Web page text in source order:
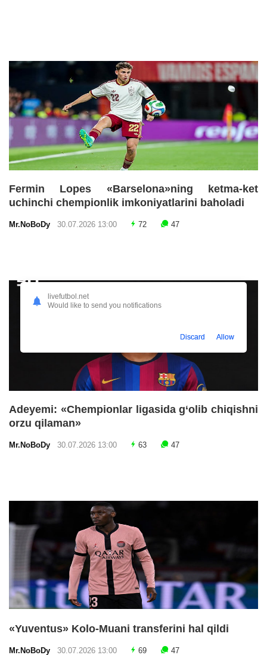
Fermin Lopes «Barselona»ning ketma-ket
uchinchi chempionlik imkoniyatlarini baholadi
Mr.NoBoDy 30.07.2026 13:00 72 47
Adeyemi: «Chempionlar ligasida g‘olib chiqishni
orzu qilaman»
Mr.NoBoDy 30.07.2026 13:00 63 47
«Yuventus» Kolo-Muani transferini hal qildi
Mr.NoBoDy 30.07.2026 13:00 69 47
livefutbol.net
Would like to send you notifications
Discard Allow